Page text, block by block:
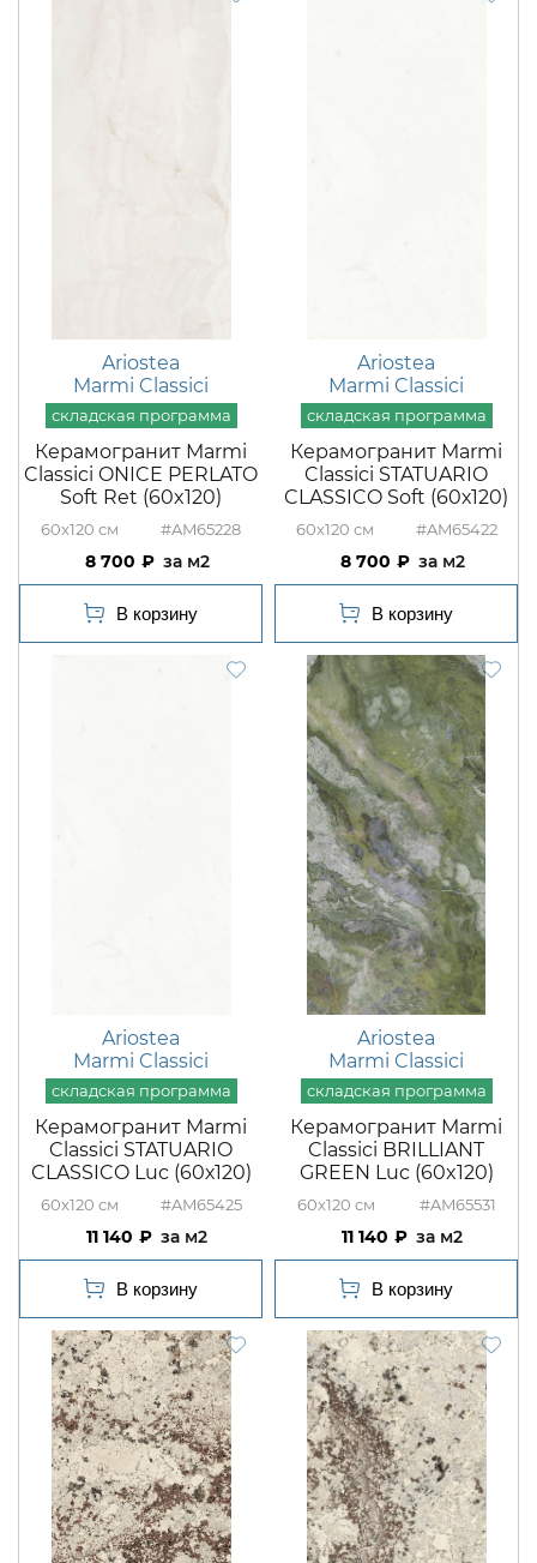
Ariostea
Marmi Classici
Керамогранит Marmi
Classici ONICE PERLATO
Soft Ret (60x120)
60x120 #AM65228
8 700 м2
Ariostea
Marmi Classici
Керамогранит Marmi
Classici STATUARIO
CLASSICO Soft (60х120)
60x120 #AM65422
8 700 м2
Ariostea
Marmi Classici
Керамогранит Marmi
Classici STATUARIO
CLASSICO Luc (60х120)
60x120 #AM65425
11 140 м2
Ariostea
Marmi Classici
Керамогранит Marmi
Classici BRILLIANT
GREEN Luc (60x120)
60x120 #AM65531
11 140 м2